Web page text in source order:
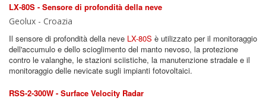
LX-80S - Sensore di profondità della neve
Geolux - Croazia
Il sensore di profondità della neve LX-80S è utilizzato per il monitoraggio
dell'accumulo e dello scioglimento del manto nevoso, la protezione
contro le valanghe, le stazioni sciistiche, la manutenzione stradale e il
monitoraggio delle nevicate sugli impianti fotovoltaici.
RSS-2-300W - Surface Velocity Radar